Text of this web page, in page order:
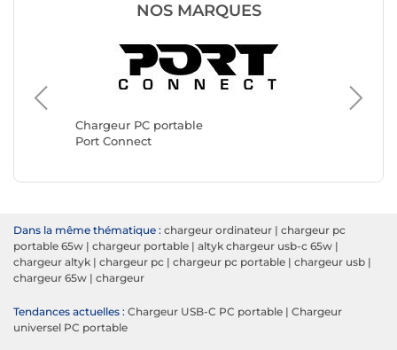
NOS MARQUES
Chargeur PC portable
Port Connect
Belkin
Dans la même thématique : chargeur ordinateur | chargeur pc
portable 65w | chargeur portable | altyk chargeur usb-c 65w |
chargeur altyk | chargeur pc | chargeur pc portable | chargeur usb |
chargeur 65w | chargeur
Tendances actuelles : Chargeur USB-C PC portable | Chargeur
universel PC portable